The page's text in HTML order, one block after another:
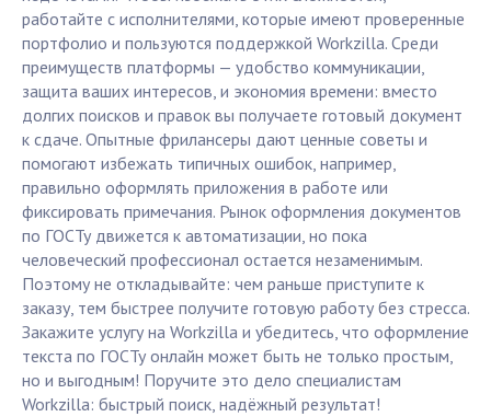
работайте с исполнителями, которые имеют проверенные
портфолио и пользуются поддержкой Workzilla. Среди
преимуществ платформы — удобство коммуникации,
защита ваших интересов, и экономия времени: вместо
долгих поисков и правок вы получаете готовый документ
к сдаче. Опытные фрилансеры дают ценные советы и
помогают избежать типичных ошибок, например,
правильно оформлять приложения в работе или
фиксировать примечания. Рынок оформления документов
по ГОСТу движется к автоматизации, но пока
человеческий профессионал остается незаменимым.
Поэтому не откладывайте: чем раньше приступите к
заказу, тем быстрее получите готовую работу без стресса.
Закажите услугу на Workzilla и убедитесь, что оформление
текста по ГОСТу онлайн может быть не только простым,
но и выгодным! Поручите это дело специалистам
Workzilla: быстрый поиск, надёжный результат!